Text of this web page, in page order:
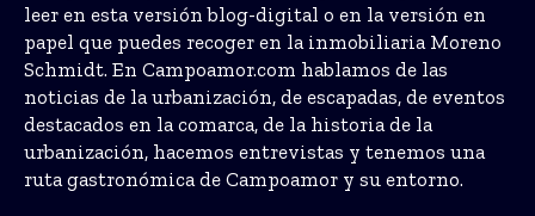
leer en esta versión blog-digital o en la versión en
papel que puedes recoger en la inmobiliaria Moreno
Schmidt. En Campoamor.com hablamos de las
noticias de la urbanización, de escapadas, de eventos
destacados en la comarca, de la historia de la
urbanización, hacemos entrevistas y tenemos una
ruta gastronómica de Campoamor y su entorno.